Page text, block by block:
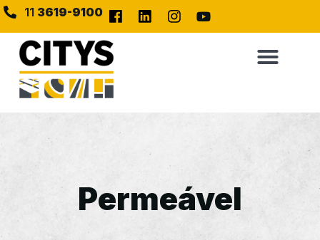
11 3619-9100
Permeável